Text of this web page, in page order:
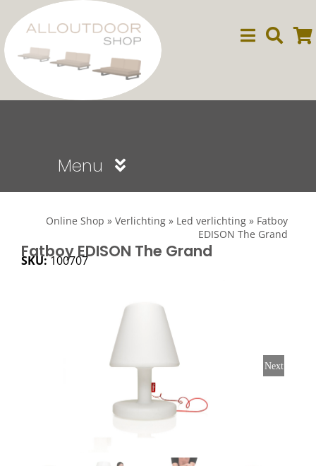
naar
inhoud
Menu
Dining
Online Shop » Verlichting » Led verlichting » Fatboy
EDISON The Grand
Fatboy EDISON The Grand
SKU:100707
Next